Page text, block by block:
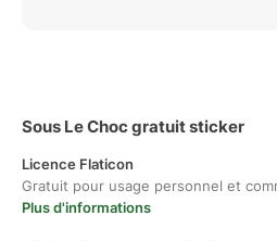
Sous Le Choc gratuit sticker
Licence Flaticon
Gratuit pour usage personnel et
Plus d'informations